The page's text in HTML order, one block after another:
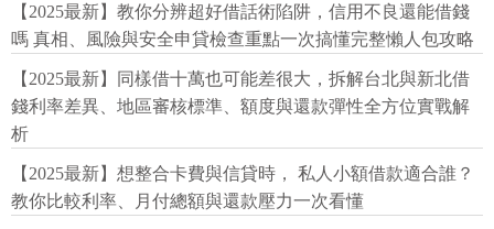
【2025最新】教你分辨超好借話術陷阱，信用不良還能借錢
嗎 真相、風險與安全申貸檢查重點一次搞懂完整懶人包攻略
【2025最新】同樣借十萬也可能差很大，拆解台北與新北借
錢利率差異、地區審核標準、額度與還款彈性全方位實戰解
析
【2025最新】想整合卡費與信貸時， 私人小額借款適合誰？
教你比較利率、月付總額與還款壓力一次看懂